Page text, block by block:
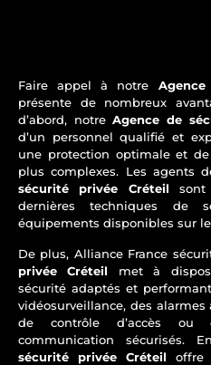
Faire appel à notre
présente de nombreux
d’abord, notreAgence de
d’un personnel qualifié et
une protection optimale et
plus complexes. Les agents
sécurité privée Créteil sont
dernières techniques de
équipements disponibles sur
De plus, Alliance France
privée Créteil met à
sécurité adaptés et
vidéosurveillance, des
de contrôle d’accès ou
communication sécurisés.
sécurité privée Créteil offre